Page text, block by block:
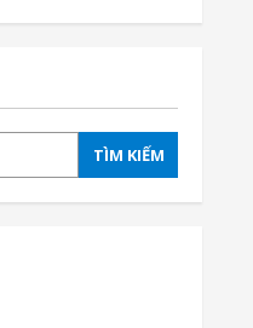
TÌM KIẾM